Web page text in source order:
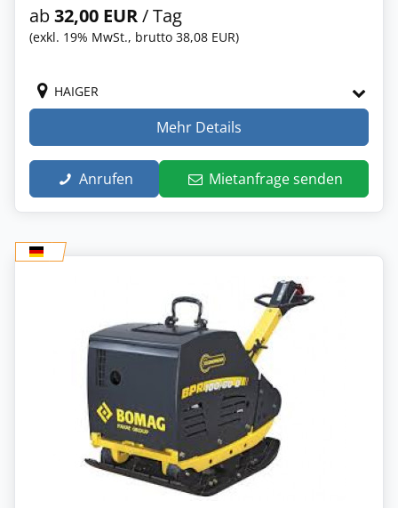
ab32,00 EUR/ Tag
(exkl. 19% MwSt., brutto 38,08 EUR)
HAIGER
Mehr Details
Anrufen Mietanfrage senden